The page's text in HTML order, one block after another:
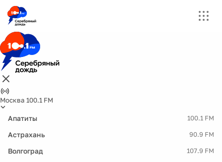
Москва 100.1 FM
Апатиты 100.1 FM
Астрахань 90.9 FM
Волгоград 107.9 FM